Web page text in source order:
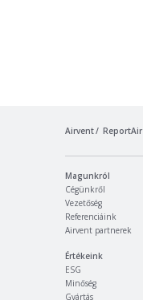
Airvent ReportAir
Magunkról
Cégünkről
Vezetőség
Referenciáink
Airvent partnerek
Értékeink
ESG
Minőség
Gyártás